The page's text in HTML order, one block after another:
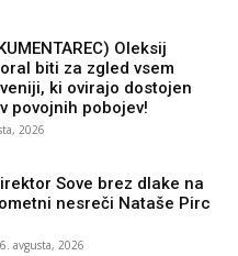
Oleksij
biti za zgled vsem
ki ovirajo dostojen
povojnih pobojev!
2026
Sove brez dlake na
nesreči Nataše Pirc
6. avgusta, 2026